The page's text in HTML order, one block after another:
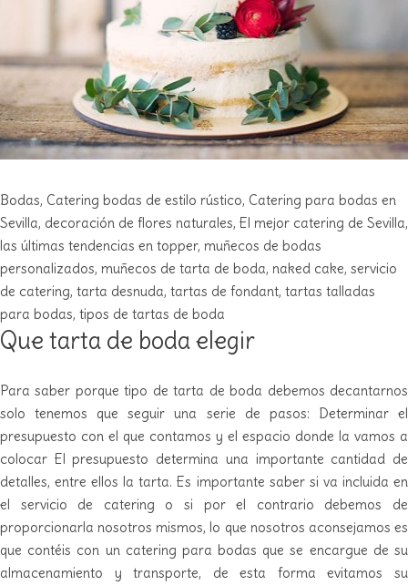
Bodas, Catering bodas de estilo rústico, Catering para bodas en
Sevilla, decoración de flores naturales, El mejor catering de Sevilla,
las últimas tendencias en topper, muñecos de bodas
personalizados, muñecos de tarta de boda, naked cake, servicio
de catering, tarta desnuda, tartas de fondant, tartas talladas
para bodas, tipos de tartas de boda
Que tarta de boda elegir
Para saber porque tipo de tarta de boda debemos decantarnos
solo tenemos que seguir una serie de pasos: Determinar el
presupuesto con el que contamos y el espacio donde la vamos a
colocar El presupuesto determina una importante cantidad de
detalles, entre ellos la tarta. Es importante saber si va incluida en
el servicio de catering o si por el contrario debemos de
proporcionarla nosotros mismos, lo que nosotros aconsejamos es
que contéis con un catering para bodas que se encargue de su
almacenamiento y transporte, de esta forma evitamos su